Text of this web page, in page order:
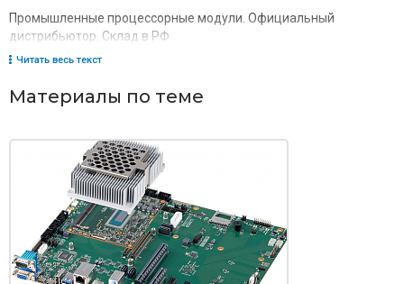
Промышленные процессорные модули. Официальный
дистрибьютор. Склад в РФ
Читать весь текст
Материалы по теме